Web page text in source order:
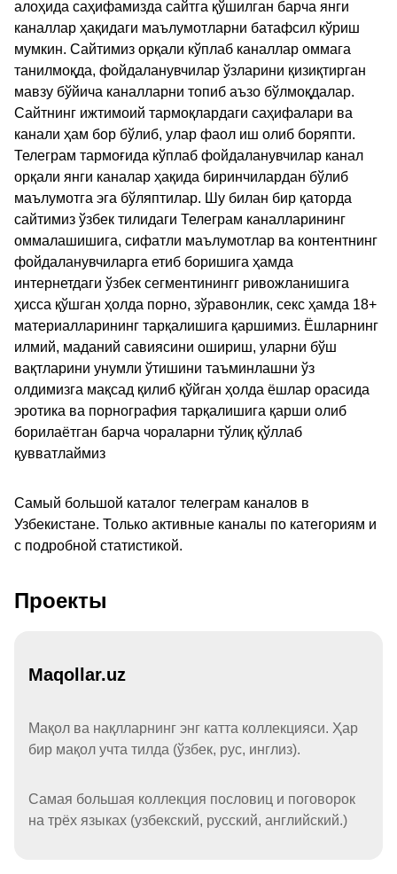
алоҳида саҳифамизда сайтга қўшилган барча янги
каналлар ҳақидаги маълумотларни батафсил кўриш
мумкин. Сайтимиз орқали кўплаб каналлар оммага
танилмоқда, фойдаланувчилар ўзларини қизиқтирган
мавзу бўйича каналларни топиб аъзо бўлмоқдалар.
Сайтнинг ижтимоий тармоқлардаги саҳифалари ва
канали ҳам бор бўлиб, улар фаол иш олиб боряпти.
Телеграм тармоғида кўплаб фойдаланувчилар канал
орқали янги каналар ҳақида биринчилардан бўлиб
маълумотга эга бўляптилар. Шу билан бир қаторда
сайтимиз ўзбек тилидаги Телеграм каналларининг
оммалашишига, сифатли маълумотлар ва контентнинг
фойдаланувчиларга етиб боришига ҳамда
интернетдаги ўзбек сегментинингг ривожланишига
ҳисса қўшган ҳолда порно, зўравонлик, секс ҳамда 18+
материалларининг тарқалишига қаршимиз. Ёшларнинг
илмий, маданий савиясини ошириш, уларни бўш
вақтларини унумли ўтишини таъминлашни ўз
олдимизга мақсад қилиб қўйган ҳолда ёшлар орасида
эротика ва порнография тарқалишига қарши олиб
борилаётган барча чораларни тўлиқ қўллаб
қувватлаймиз
Самый большой каталог телеграм каналов в
Узбекистане. Только активные каналы по категориям и
с подробной статистикой.
Проекты
Maqollar.uz
Мақол ва нақлларнинг энг катта коллекцияси. Ҳар
бир мақол учта тилда (ўзбек, рус, инглиз).
Самая большая коллекция пословиц и поговорок
на трёх языках (узбекский, русский, английский.)